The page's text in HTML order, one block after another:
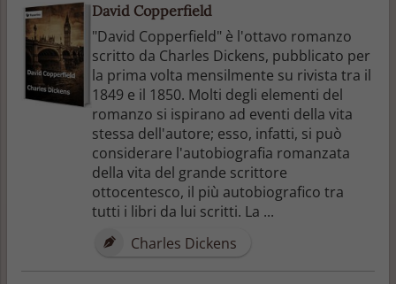
David Copperfield
"David Copperfield" è l'ottavo romanzo
scritto da Charles Dickens, pubblicato per
la prima volta mensilmente su rivista tra il
1849 e il 1850. Molti degli elementi del
romanzo si ispirano ad eventi della vita
stessa dell'autore; esso, infatti, si può
considerare l'autobiografia romanzata
della vita del grande scrittore
ottocentesco, il più autobiografico tra
tutti i libri da lui scritti. La ...
Charles Dickens